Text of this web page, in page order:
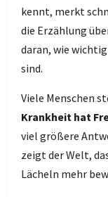
kennt, merkt
die Erzählung
daran, wie
sind.
Viele Menschen
Krankheit hat
viel größere
zeigt der Welt,
Lächeln mehr